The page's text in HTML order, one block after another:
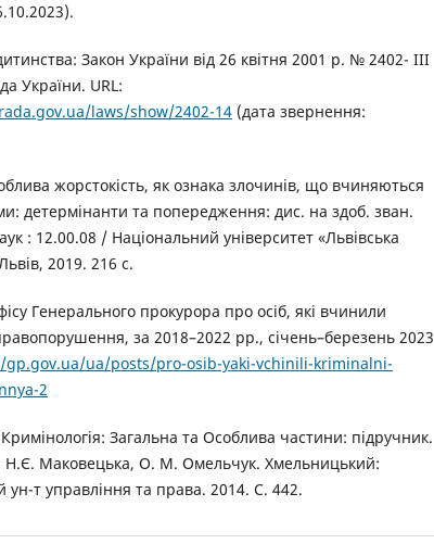
Закон України від 26 квітня 2001 р. № 2402- III
України. URL:
laws/show/2402-14 (дата звернення:
жорстокість, як ознака злочинів, що вчиняються
детермінанти та попередження: дис. на здоб. зван.
: 12.00.08 / Національний університет «Львівська
2019. 216 с.
Генерального прокурора про осіб, які вчинили
за 2018–2022 рр., січень–березень 2023
ua/posts/pro-osib-yaki-vchinili-kriminalni-
2
Загальна та Особлива частини: підручник.
Н.Є. Маковецька, О. М. Омельчук. Хмельницький:
ун-т управління та права. 2014. С. 442.